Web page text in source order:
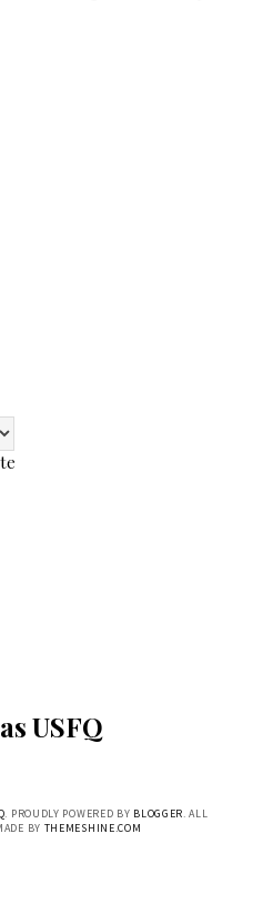
USFQ
. PROUDLY POWERED BY BLOGGER. ALL
BY THEMESHINE.COM